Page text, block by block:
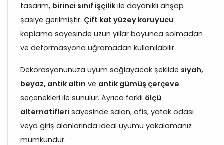
tasarım, birinci sınıf işçilik ile dayanıklı ahşap
şasiye gerilmiştir. Çift kat yüzey koruyucu
kaplama sayesinde uzun yıllar boyunca solmadan
ve deformasyona uğramadan kullanılabilir.
Dekorasyonunuza uyum sağlayacak şekilde siyah,
beyaz, antik altın ve antik gümüş çerçeve
seçenekleri ile sunulur. Ayrıca farklı ölçü
alternatifleri sayesinde salon, ofis, yatak odası
veya giriş alanlarında ideal uyumu yakalamanız
mümkündür.